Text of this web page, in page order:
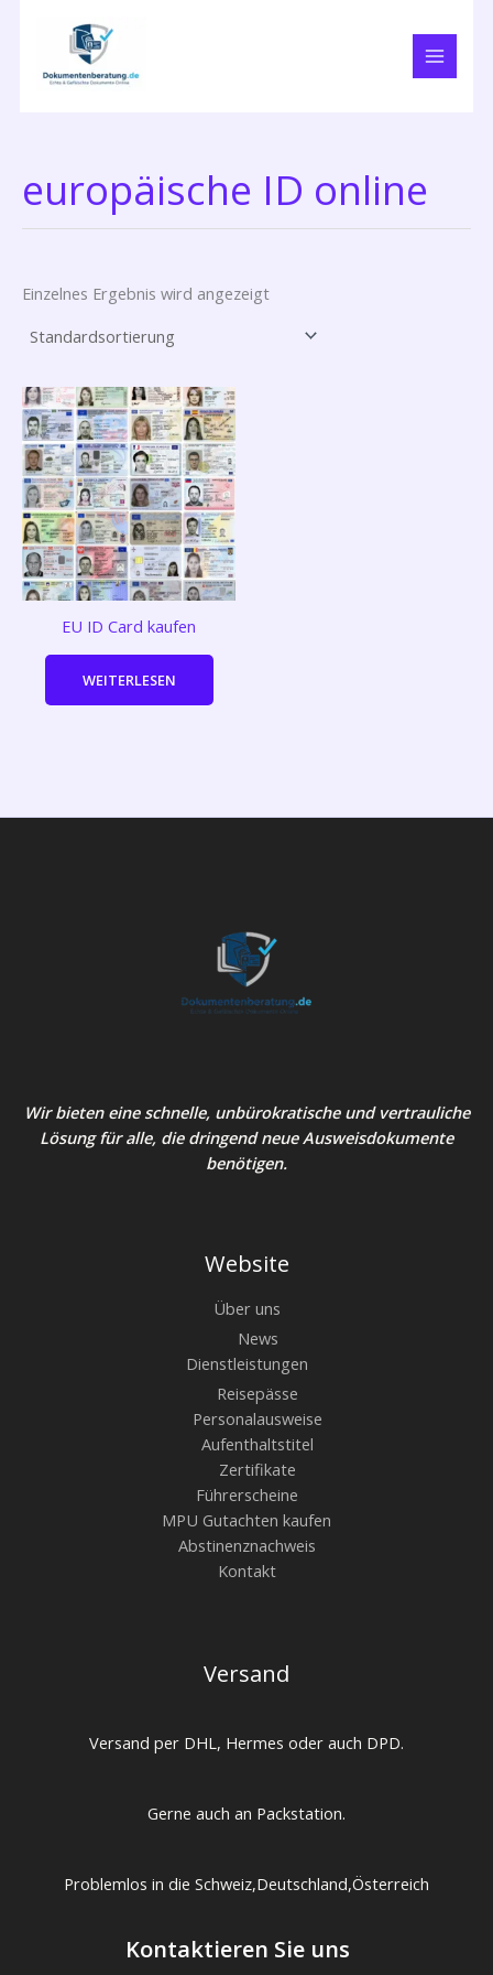
europäische ID online
Einzelnes Ergebnis wird angezeigt
EU ID Card kaufen
WEITERLESEN
Wir bieten eine schnelle, unbürokratische und vertrauliche
Lösung für alle, die dringend neue Ausweisdokumente
benötigen.
Website
Über uns
News
Dienstleistungen
Reisepässe
Personalausweise
Aufenthaltstitel
Zertifikate
Führerscheine
MPU Gutachten kaufen
Abstinenznachweis
Kontakt
Versand
Versand per DHL, Hermes oder auch DPD.
Gerne auch an Packstation.
Problemlos in die Schweiz,Deutschland,Österreich
Kontaktieren Sie uns